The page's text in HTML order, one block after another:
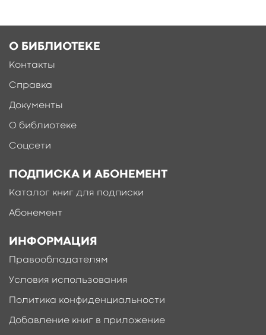
О БИБЛИОТЕКЕ
Контакты
Справка
Документы
О библиотеке
Соцсети
ПОДПИСКА И АБОНЕМЕНТ
Каталог книг для подписки
Абонемент
ИНФОРМАЦИЯ
Правообладателям
Условия использования
Политика конфиденциальности
Добавление книг в приложение